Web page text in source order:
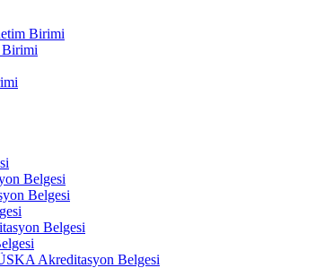
Birimi
Birimi
Belgesi
Belgesi
Belgesi
Akreditasyon Belgesi